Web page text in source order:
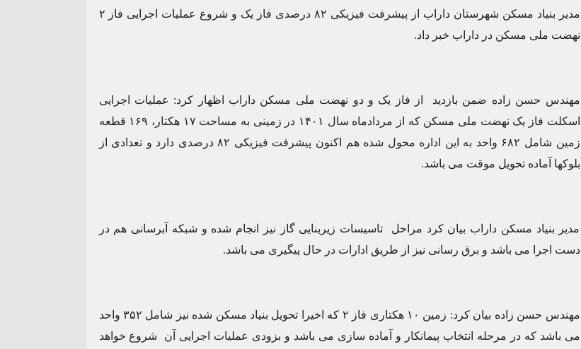
مدیر بنیاد مسکن شهرستان داراب از پیشرفت فیزیکی ۸۲ درصدی فاز یک و شروع عملیات اجرایی فاز ۲
نهضت ملی مسکن در داراب خبر داد.
مهندس حسن زاده ضمن بازدید از فاز یک و دو نهضت ملی مسکن داراب اظهار کرد: عملیات اجرایی
اسکلت فاز یک نهضت ملی مسکن که از مردادماه سال ۱۴٠۱ در زمینی به مساحت ۱۷ هکتار، ۱۶۹ قطعه
زمین شامل ۶۸۲ واحد به این اداره محول شده هم اکنون پیشرفت فیزیکی ۸۲ درصدی دارد و تعدادی از
بلوکها آماده تحویل موقت می باشد.
مدیر بنیاد مسکن داراب بیان کرد مراحل تاسیسات زیربنایی گاز نیز انجام شده و شبکه آبرسانی هم در
دست اجرا می باشد و برق رسانی نیز از طریق ادارات در حال پیگیری می باشد.
مهندس حسن زاده بیان کرد‌‌: زمین ۱٠ هکتاری فاز ۲ که اخیرا تحویل بنیاد مسکن شده نیز شامل ۳۵۲ واحد
می باشد که در مرحله انتخاب پیمانکار و آماده سازی می باشد و بزودی عملیات اجرایی آن شروع خواهد